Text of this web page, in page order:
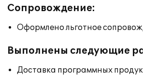
Сопровождение:
Оформлено льготное
Выполнены следующие
Доставка программных